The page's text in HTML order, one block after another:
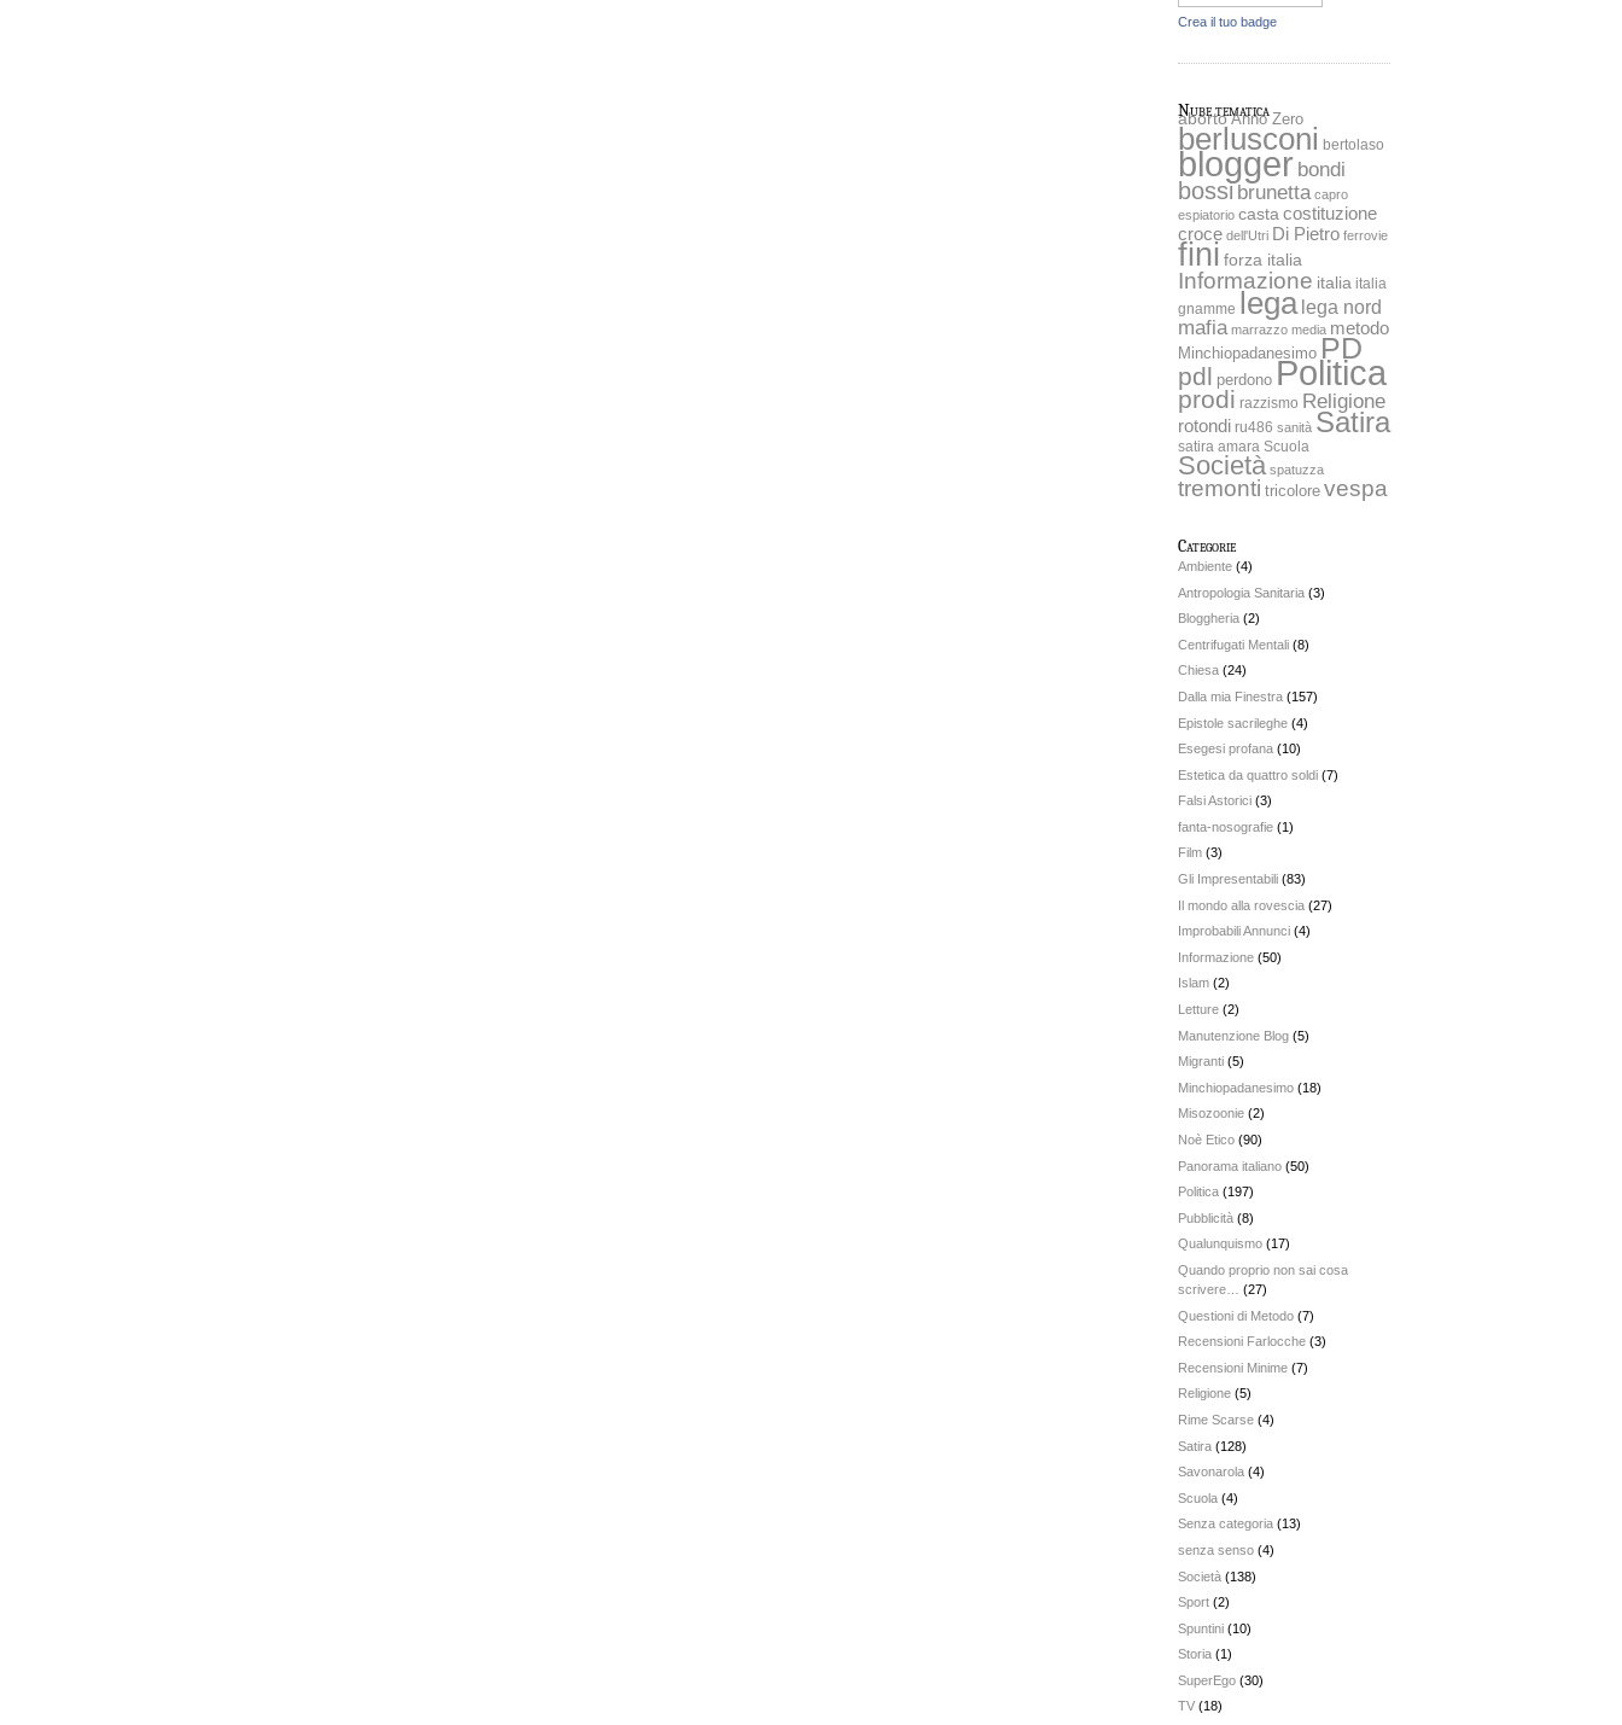
Crea il tuo badge
Nube tematica
aborto Anno Zero
berlusconi bertolaso
blogger bondi
bossi brunetta capro
espiatorio casta costituzione
croce dell'Utri Di Pietro ferrovie
fini forza italia
Informazione italia italia
gnamme lega lega nord
mafia marrazzo media metodo
Minchiopadanesimo PD
pdl perdono Politica
prodi razzismo Religione
rotondi ru486 sanità Satira
satira amara Scuola
Società spatuzza
tremonti tricolore vespa
Categorie
Ambiente (4)
Antropologia Sanitaria (3)
Bloggheria (2)
Centrifugati Mentali (8)
Chiesa (24)
Dalla mia Finestra (157)
Epistole sacrileghe (4)
Esegesi profana (10)
Estetica da quattro soldi (7)
Falsi Astorici (3)
fanta-nosografie (1)
Film (3)
Gli Impresentabili (83)
Il mondo alla rovescia (27)
Improbabili Annunci (4)
Informazione (50)
Islam (2)
Letture (2)
Manutenzione Blog (5)
Migranti (5)
Minchiopadanesimo (18)
Misozoonie (2)
Noè Etico (90)
Panorama italiano (50)
Politica (197)
Pubblicità (8)
Qualunquismo (17)
Quando proprio non sai cosa
scrivere…
(27)
Questioni di Metodo (7)
Recensioni Farlocche (3)
Recensioni Minime (7)
Religione (5)
Rime Scarse (4)
Satira (128)
Savonarola (4)
Scuola (4)
Senza categoria (13)
senza senso (4)
Società (138)
Sport (2)
Spuntini (10)
Storia (1)
SuperEgo (30)
TV (18)